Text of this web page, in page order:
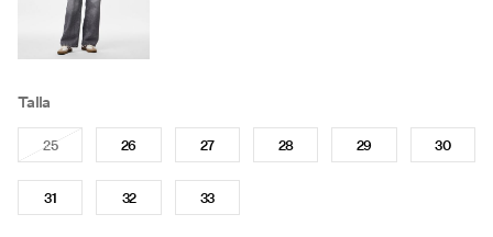
Talla
25 26 27 28 29 30
31 32 33